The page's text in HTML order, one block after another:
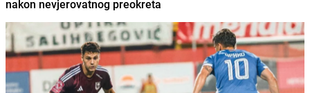
nakon nevjerovatnog preokreta